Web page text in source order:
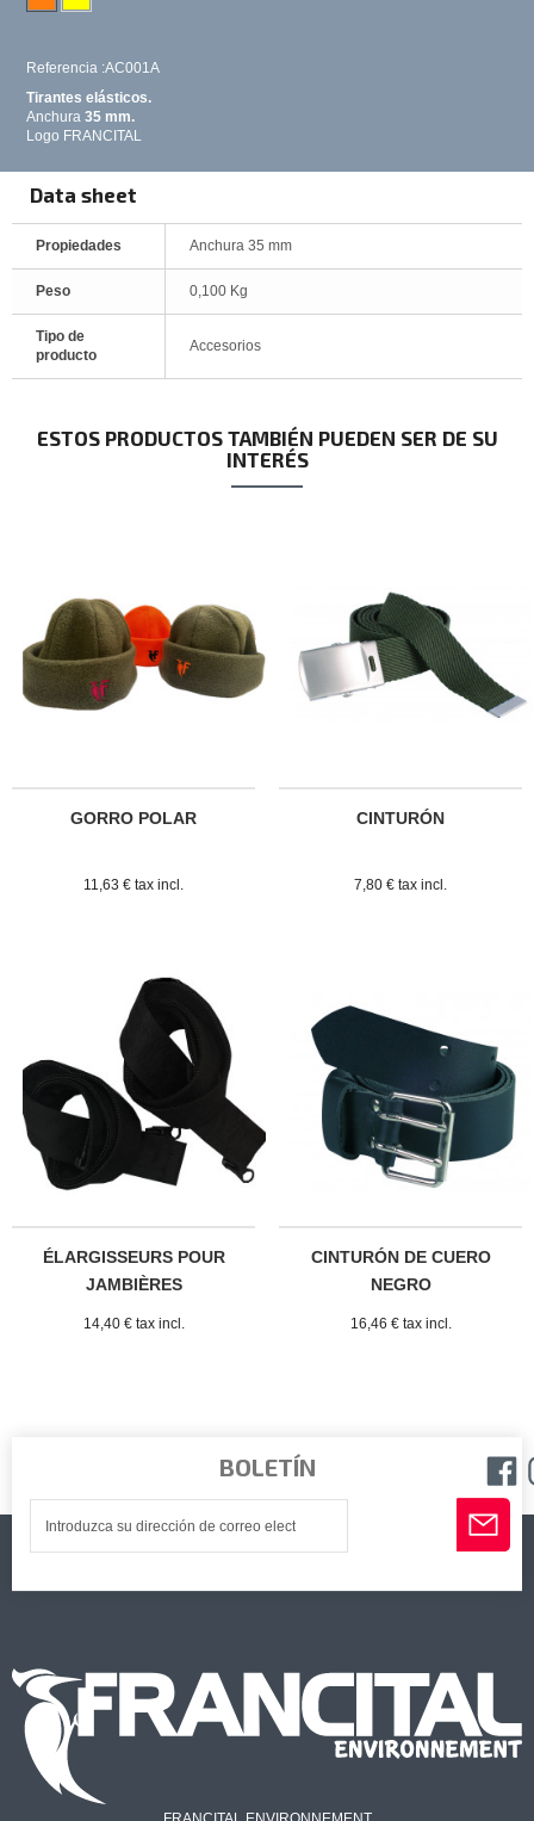
Referencia :AC001A
Tirantes elásticos.
Anchura 35 mm.
Logo FRANCITAL
Data sheet
Propiedades Anchura 35 mm
Peso 0,100 Kg
Tipo de
producto
Accesorios
ESTOS PRODUCTOS TAMBIÉN PUEDEN SER DE SU
INTERÉS
GORRO POLAR
11,63 € tax incl.
CINTURÓN
7,80 € tax incl.
ÉLARGISSEURS POUR
JAMBIÈRES
14,40 € tax incl.
CINTURÓN DE CUERO
NEGRO
16,46 € tax incl.
BOLETÍN